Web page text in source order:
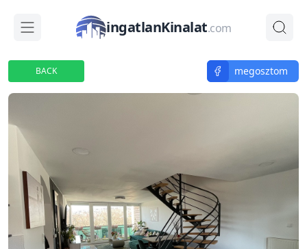
ingatlanKinalat.com
BACK megosztom